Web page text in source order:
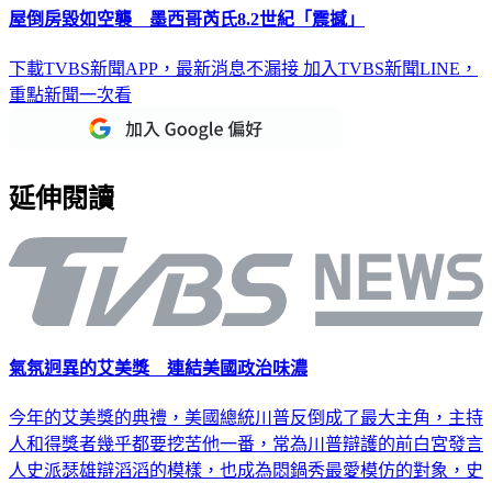
屋倒房毀如空襲 墨西哥芮氏8.2世紀「震撼」
下載TVBS新聞APP，最新消息不漏接 加入TVBS新聞LINE，
重點新聞一次看
延伸閱讀
氣氛迥異的艾美獎 連結美國政治味濃
今年的艾美獎的典禮，美國總統川普反倒成了最大主角，主持
人和得獎者幾乎都要挖苦他一番，常為川普辯護的前白宮發言
人史派瑟雄辯滔滔的模樣，也成為悶鍋秀最愛模仿的對象，史